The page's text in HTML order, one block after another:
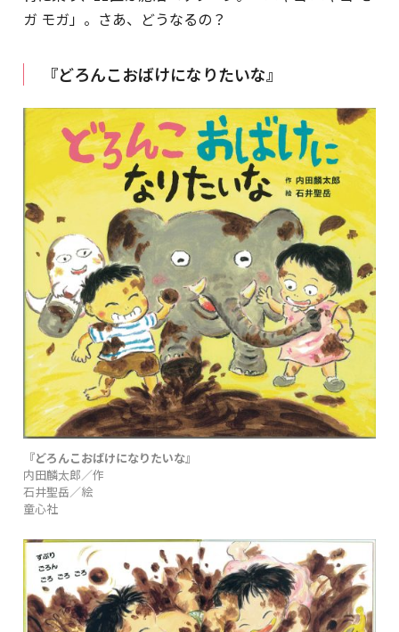
ガ モガ」。さあ、どうなるの？
『どろんこおばけになりたいな』
『どろんこおばけになりたいな』
内田麟太郎／作
石井聖岳／絵
童心社